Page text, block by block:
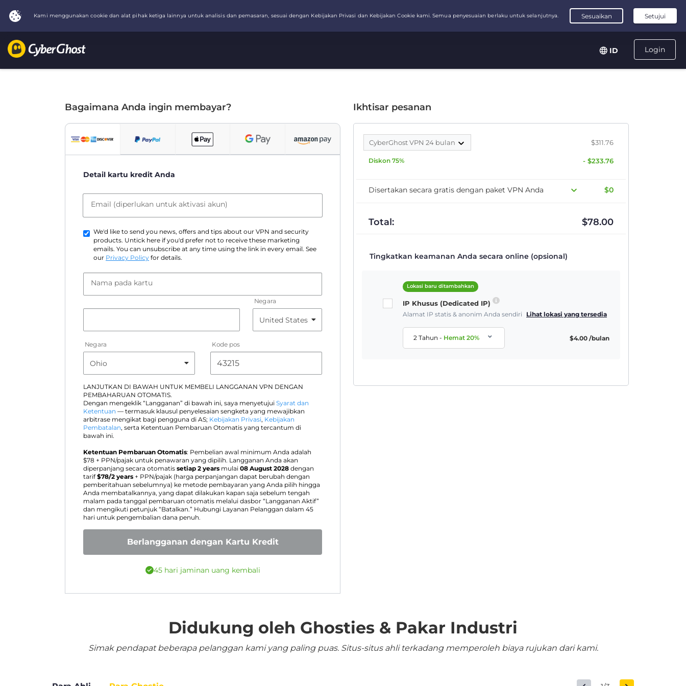
Login
ID
Bagaimana Anda ingin membayar?
Detail kartu kredit Anda
Email (diperlukan untuk aktivasi akun)
We'd like to send you news, offers and tips about our VPN and security
products. Untick here if you'd prefer not to receive these marketing
emails. You can unsubscribe at any time using the link in every email. See
our Privacy Policy for details.
Nama pada kartu
Negara
Negara Kode pos
LANJUTKAN DI BAWAH UNTUK MEMBELI LANGGANAN VPN DENGAN
PEMBAHARUAN OTOMATIS.
Dengan mengeklik “Langganan” di bawah ini, saya menyetujui Syarat dan
Ketentuan — termasuk klausul penyelesaian sengketa yang mewajibkan
arbitrase mengikat bagi pengguna di AS; Kebijakan Privasi, Kebijakan
Pembatalan, serta Ketentuan Pembaruan Otomatis yang tercantum di
bawah ini.
Ketentuan Pembaruan Otomatis: Pembelian awal minimum Anda adalah
$78 + PPN/pajak untuk penawaran yang dipilih. Langganan Anda akan
diperpanjang secara otomatis setiap 2 years mulai 08 August 2028 dengan
tarif$78/2 years + PPN/pajak (harga perpanjangan dapat berubah dengan
pemberitahuan sebelumnya) ke metode pembayaran yang Anda pilih hingga
Anda membatalkannya, yang dapat dilakukan kapan saja sebelum tengah
malam pada tanggal pembaruan otomatis melalui dasbor “Langganan Aktif”
dan mengikuti petunjuk “Batalkan.” Hubungi Layanan Pelanggan dalam 45
hari untuk pengembalian dana penuh.
Berlangganan dengan Kartu Kredit
45 hari jaminan uang kembali
Ikhtisar pesanan
CyberGhost VPN 24 bulan $311.76
Diskon 75% - $233.76
Disertakan secara gratis dengan paket VPN Anda $0
Total: $78.00
Tingkatkan keamanan Anda secara online (opsional)
Lokasi baru ditambahkan
IP Khusus (Dedicated IP)
Alamat IP statis & anonim Anda sendiri Lihat lokasi yang tersedia
2 Tahun- Hemat20% $4.00 /bulan
Didukung oleh Ghosties & Pakar Industri
Simak pendapat beberapa pelanggan kami yang paling puas. Situs-situs ahli terkadang memperoleh biaya rujukan dari kami.